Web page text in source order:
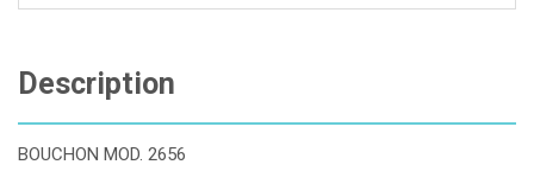
Description
BOUCHON MOD. 2656